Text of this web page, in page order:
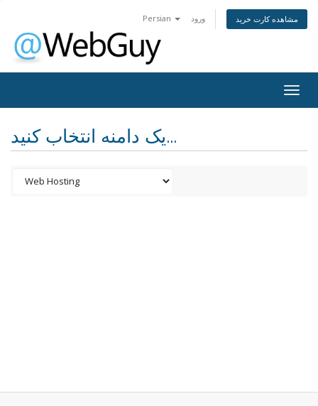
Persian ورود مشاهده کارت خرید
یک دامنه انتخاب کنید...